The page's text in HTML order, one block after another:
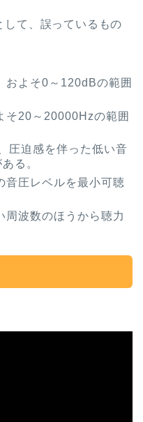
して、誤っているもの
およそ0 ～ 120dBの範囲
そ20 ～ 20000Hzの範囲
圧迫感を伴った低い音
る。
圧レベルを最小可聴
波数のほうから聴力